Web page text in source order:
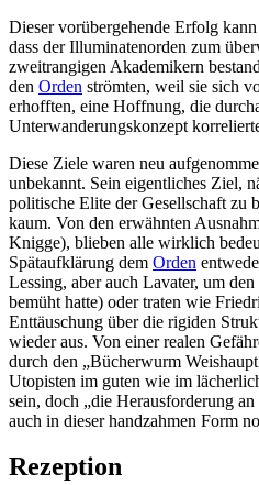
Dieser vorübergehende Erfolg
dass der Illuminatenorden zum
zweitrangigen Akademikern
den Orden strömten, weil sie sich
erhofften, eine Hoffnung, die
Unterwanderungskonzept
Diese Ziele waren neu
unbekannt. Sein eigentliches Ziel,
politische Elite der Gesellschaft zu
kaum. Von den erwähnten
Knigge), blieben alle wirklich
Spätaufklärung dem Orden
Lessing, aber auch Lavater, um
bemüht hatte) oder traten wie
Enttäuschung über die rigiden
wieder aus. Von einer realen
durch den „Bücherwurm
Utopisten im guten wie im
sein, doch „die Herausforderung
auch in dieser handzahmen Form
Rezeption